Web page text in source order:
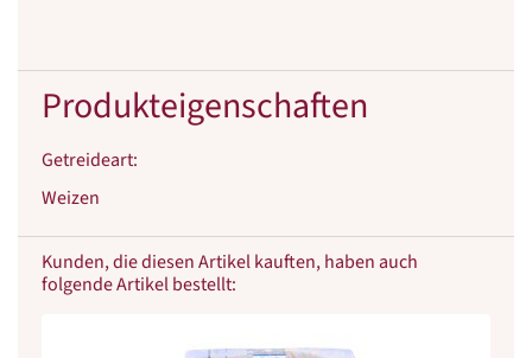
Produkteigenschaften
Getreideart:
Weizen
Kunden, die diesen Artikel kauften, haben auch
folgende Artikel bestellt: